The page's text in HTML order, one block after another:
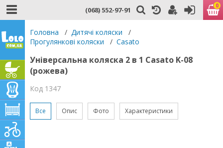
(068) 552-97-91 0
Головна / Дитячі коляски
/
Прогулянкові коляски
/ Casato
Універсальна коляска 2 в 1 Casato K-08
(рожева)
Код 1347
Все Опис Фото Характеристики